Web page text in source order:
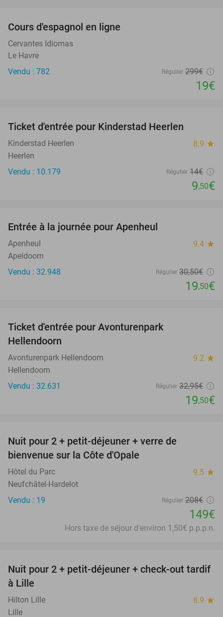
Cours d'espagnol en ligne
Cervantes Idiomas
Le Havre
Vendu : 782
Régulier 299€
19€
Ticket d'entrée pour Kinderstad Heerlen
Kinderstad Heerlen 8.9 star
Heerlen
Vendu : 10.179
Régulier 14€
9,50€
Entrée à la journée pour Apenheul
Apenheul 9.4 star
Apeldoorn
Vendu : 32.948
Régulier 30,50€
19,50€
Ticket d'entrée pour Avonturenpark
Hellendoorn
Avonturenpark Hellendoorn 9.2 star
Hellendoorn
Vendu : 32.631
Régulier 32,95€
19,50€
Nuit pour 2 + petit-déjeuner + verre de
bienvenue sur la Côte d'Opale
Hôtel du Parc 9.5 star
Neufchâtel-Hardelot
Vendu : 19
Régulier 208€
149€
Hors taxe de séjour d'environ 1,50€ p.p.p.n.
50%
Nuit pour 2 + petit-déjeuner + check-out tardif
à Lille
Hilton Lille 8.9 star
Lille